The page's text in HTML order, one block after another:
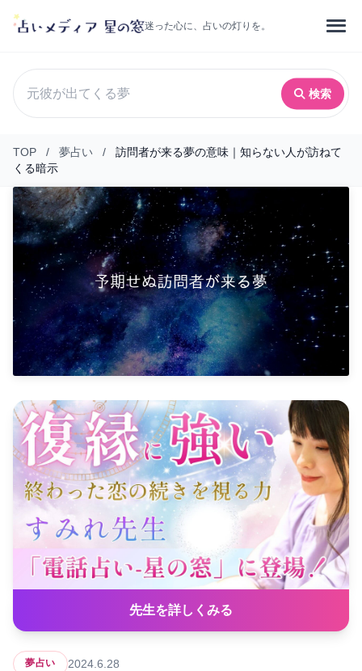
迷った心に、占いの灯りを。
検索
TOP / 夢占い /
訪問者が来る夢の意味｜知らない人が訪ねて
くる暗示
先生を詳しくみる
夢占い 2024.6.28